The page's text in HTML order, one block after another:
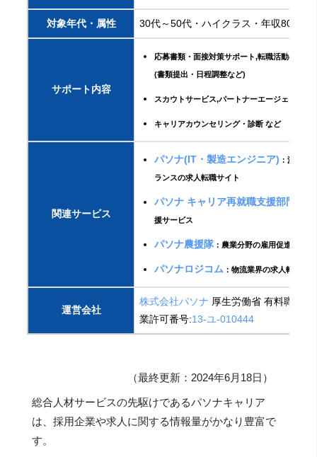
対象年代・属性 30代～50代・ハイクラス・年収800万
サポート内容
応募書類・面接対策サポート,転職活動の手続
(書類提出・日程調整など)
スカウトサービス,パートナーエージェントサ
キャリアカウンセリング・診断 など
関連サービス
パソナ(IT・製造エンジニア) ：派遣・
ランスの求人転職サイト
パソナ キャリア再就職支援部門
援サービス
パソナ農援隊 ：農業分野の雇用促進サービ
パソナロジコム ：物流業界の求人転職サ
運営会社
株式会社パソナ 厚生労働省 有料職業紹
業許可番号:13-ユ-010444
（最終更新：2024年6月18日）
総合人材サービスの先駆けであるパソナキャリア
は、採用企業や求人に関する情報量がかなり豊富で
す。